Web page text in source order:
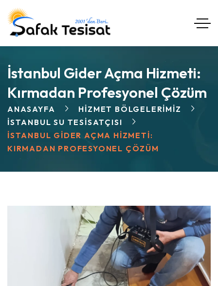
İstanbul Gider Açma Hizmeti:
Kırmadan Profesyonel Çözüm
ANASAYFA
HIZMET BÖLGELERIMIZ
İSTANBUL SU TESISATÇISI
İSTANBUL GIDER AÇMA HIZMETI:
KIRMADAN PROFESYONEL ÇÖZÜM